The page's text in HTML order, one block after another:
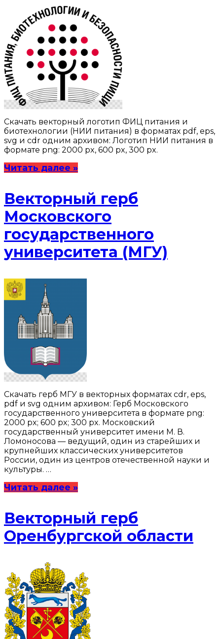
Скачать векторный логотип ФИЦ питания и
биотехнологии (НИИ питания) в форматах pdf, eps,
svg и cdr одним архивом: Логотип НИИ питания в
формате png: 2000 px, 600 px, 300 px.
Читать далее »
Векторный герб
Московского
государственного
университета (МГУ)
Скачать герб МГУ в векторных форматах cdr, eps,
pdf и svg одним архивом: Герб Московского
государственного университета в формате png:
2000 px; 600 px; 300 px. Московский
государственный университет имени М. В.
Ломоносова — ведущий, один из старейших и
крупнейших классических университетов
России, один из центров отечественной науки и
культуры. …
Читать далее »
Векторный герб
Оренбургской области